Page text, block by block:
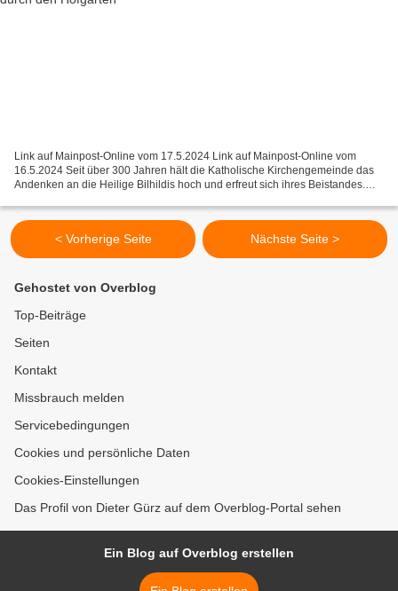
Link auf Mainpost-Online vom 17.5.2024 Link auf Mainpost-Online vom
16.5.2024 Seit über 300 Jahren hält die Katholische Kirchengemeinde das
Andenken an die Heilige Bilhildis hoch und erfreut sich ihres Beistandes.
< Vorherige Seite Nächste Seite >
Gehostet von Overblog
Top-Beiträge
Seiten
Kontakt
Missbrauch melden
Servicebedingungen
Cookies und persönliche Daten
Cookies-Einstellungen
Das Profil von Dieter Gürz auf dem Overblog-Portal sehen
Ein Blog auf Overblog erstellen